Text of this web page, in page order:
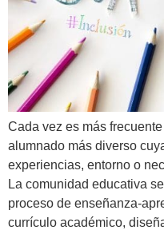
Cada vez es más
alumnado más diverso
experiencias, entorno o
La comunidad educativa
proceso de enseñanza-
currículo académico,